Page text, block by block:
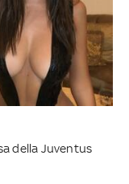
della Juventus